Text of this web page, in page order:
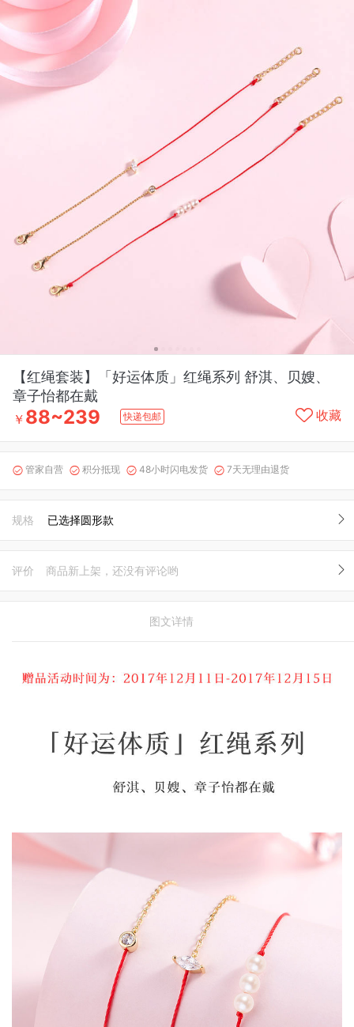
【红绳套装】「好运体质」红绳系列 舒淇、贝嫂、
章子怡都在戴
￥ 88~239 快递包邮 收藏
 管家自营  积分抵现  48小时闪电发货  7天无理由退货
规格 已选择圆形款
评价 商品新上架，还没有评论哟
图文详情